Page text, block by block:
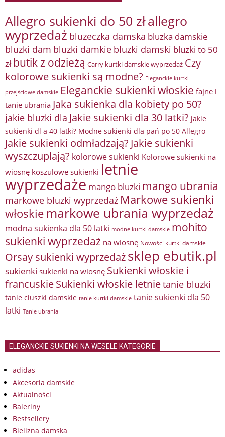
Allegro sukienki do 50 złallegro
wyprzedaż bluzeczka damska bluzka damskie
bluzki dam bluzki damkie bluzki damski bluzki to 50
zł butik z odzieżą Carry kurtki damskie wyprzedaż Czy
kolorowe sukienki są modne? Eleganckie kurtki
przejściowe damskie Eleganckie sukienki włoskie fajne i
tanie ubrania Jaka sukienka dla kobiety po 50?
jakie bluzki dla Jakie sukienki dla 30 latki? jakie
sukienki dl a 40 latki? Modne sukienki dla pań po 50 Allegro
Jakie sukienki odmładzają? Jakie sukienki
wyszczuplają? kolorowe sukienki Kolorowe sukienki na
wiosnę koszulowe sukienki letnie
wyprzedaże mango bluzki mango ubrania
markowe bluzki wyprzedaż Markowe sukienki
włoskie markowe ubrania wyprzedaż
modna sukienka dla 50 latki modne kurtki damskie mohito
sukienki wyprzedaż na wiosnę Nowości kurtki damskie
Orsay sukienki wyprzedażsklep ebutik.pl
sukienki sukienki na wiosnę Sukienki włoskie i
francuskieSukienki włoskie letnietanie bluzki
tanie ciuszki damskie tanie kurtki damskie tanie sukienki dla 50
latki Tanie ubrania
ELEGANCKIE SUKIENKI NA WESELE KATEGORIE
adidas
Akcesoria damskie
Aktualności
Baleriny
Bestsellery
Bielizna damska